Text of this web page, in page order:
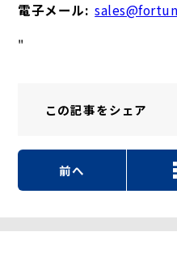
電子メール:
"
この記事をシェア
前へ